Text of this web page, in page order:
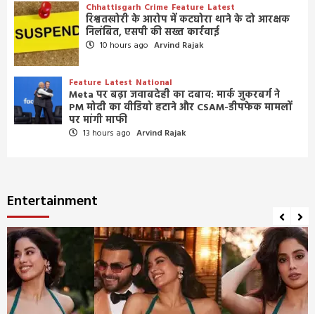
Chhattisgarh Crime Feature Latest
रिश्वतखोरी के आरोप में कटघोरा थाने के दो आरक्षक
निलंबित, एसपी की सख्त कार्रवाई
10 hours ago Arvind Rajak
Feature Latest National
Meta पर बढ़ा जवाबदेही का दबाव: मार्क जुकरबर्ग ने
PM मोदी का वीडियो हटाने और CSAM-डीपफेक मामलों
पर मांगी माफी
13 hours ago Arvind Rajak
Entertainment